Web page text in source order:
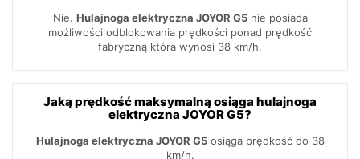
Nie. Hulajnoga elektryczna JOYOR G5nie posiada
możliwości odblokowania prędkości ponad prędkość
fabryczną która wynosi 38 km/h.
Jaką prędkość maksymalną osiąga hulajnoga
elektryczna JOYOR G5?
Hulajnoga elektryczna JOYOR G5osiąga prędkość do 38
km/h.